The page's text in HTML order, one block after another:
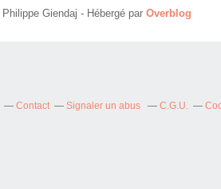
Philippe Giendaj - Hébergé par Overblog
Contact Signaler un abus C.G.U.